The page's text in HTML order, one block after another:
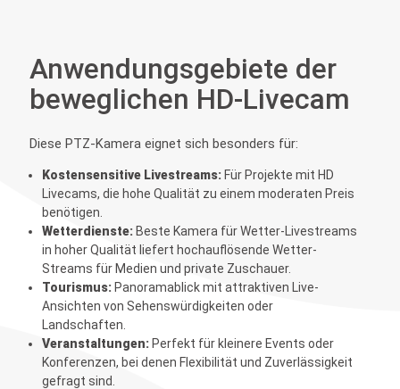
Anwendungsgebiete der
beweglichen HD-Livecam
Diese PTZ-Kamera eignet sich besonders für:
Kostensensitive Livestreams:Für Projekte mit HD
Livecams, die hohe Qualität zu einem moderaten Preis
benötigen.
Wetterdienste:Beste Kamera für Wetter-Livestreams
in hoher Qualität liefert hochauflösende Wetter-
Streams für Medien und private Zuschauer.
Tourismus:Panoramablick mit attraktiven Live-
Ansichten von Sehenswürdigkeiten oder
Landschaften.
Veranstaltungen:Perfekt für kleinere Events oder
Konferenzen, bei denen Flexibilität und Zuverlässigkeit
gefragt sind.